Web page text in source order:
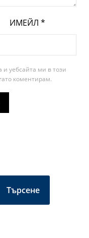
ИМЕЙЛ *
уебсайта ми в този
коментирам.
Търсене